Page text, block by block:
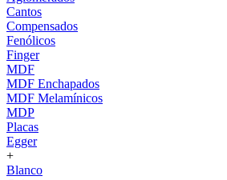
Cantos
Compensados
Fenólicos
Finger
MDF
MDF Enchapados
MDF Melamínicos
MDP
Placas
Egger
+
Blanco